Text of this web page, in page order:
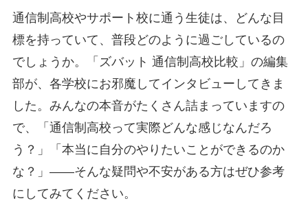
通信制高校やサポート校に通う生徒は、どんな目
標を持っていて、普段どのように過ごしているの
でしょうか。「ズバット 通信制高校比較」の編集
部が、各学校にお邪魔してインタビューしてきま
した。みんなの本音がたくさん詰まっていますの
で、「通信制高校って実際どんな感じなんだろ
う？」「本当に自分のやりたいことができるのか
な？」――そんな疑問や不安がある方はぜひ参考
にしてみてください。